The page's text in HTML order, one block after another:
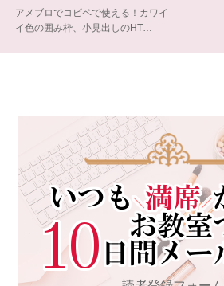
アメブロでコピペで使える！カワイ
イ色の囲み枠、小見出しのHT…